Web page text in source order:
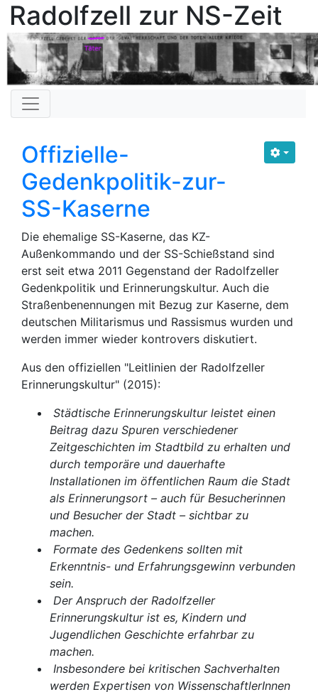
Radolfzell zur NS-Zeit
Offizielle-
Gedenkpolitik-zur-
SS-Kaserne
Die ehemalige SS-Kaserne, das KZ-
Außenkommando und der SS-Schießstand sind
erst seit etwa 2011 Gegenstand der Radolfzeller
Gedenkpolitik und Erinnerungskultur. Auch die
Straßenbenennungen mit Bezug zur Kaserne, dem
deutschen Militarismus und Rassismus wurden und
werden immer wieder kontrovers diskutiert.
Aus den offiziellen "Leitlinien der Radolfzeller
Erinnerungskultur" (2015):
Städtische Erinnerungskultur leistet einen
Beitrag dazu Spuren verschiedener
Zeitgeschichten im Stadtbild zu erhalten und
durch temporäre und dauerhafte
Installationen im öffentlichen Raum die Stadt
als Erinnerungsort – auch für Besucherinnen
und Besucher der Stadt – sichtbar zu
machen.
Formate des Gedenkens sollten mit
Erkenntnis- und Erfahrungsgewinn verbunden
sein.
Der Anspruch der Radolfzeller
Erinnerungskultur ist es, Kindern und
Jugendlichen Geschichte erfahrbar zu
machen.
Insbesondere bei kritischen Sachverhalten
werden Expertisen von WissenschaftlerInnen